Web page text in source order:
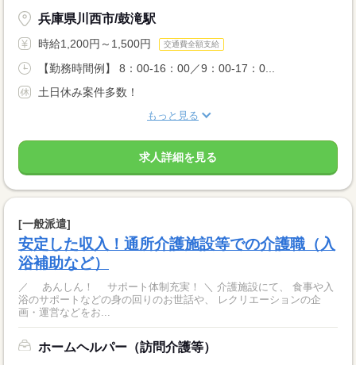
兵庫県川西市/鼓滝駅
時給1,200円～1,500円 交通費全額支給
【勤務時間例】 8：00-16：00／9：00-17：0...
土日休み案件多数！
もっと見る
求人詳細を見る
[一般派遣]
安定した収入！通所介護施設等での介護職（入
浴補助など）
／ あんしん！ サポート体制充実！ ＼ 介護施設にて、 食事や入
浴のサポートなどの身の回りのお世話や、 レクリエーションの企
画・運営などをお...
ホームヘルパー（訪問介護等）